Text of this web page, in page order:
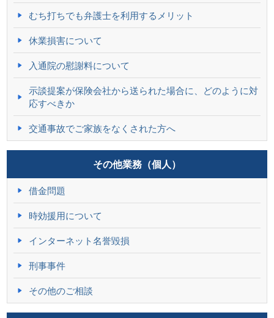
むち打ちでも弁護士を利用するメリット
休業損害について
入通院の慰謝料について
示談提案が保険会社から送られた場合に、どのように対
応すべきか
交通事故でご家族をなくされた方へ
その他業務（個人）
借金問題
時効援用について
インターネット名誉毀損
刑事事件
その他のご相談